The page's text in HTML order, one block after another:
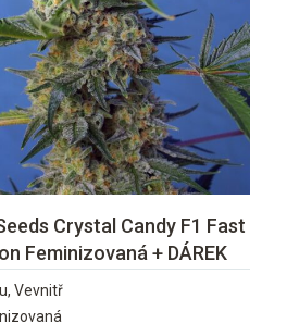
Crystal Candy F1 Fast
Feminizovaná + DÁREK
Vevnitř